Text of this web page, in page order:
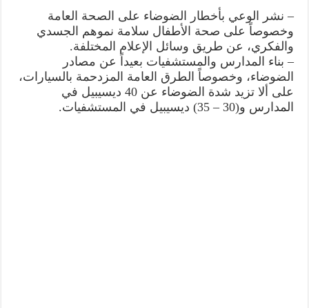
– نشر الوعي بأخطار الضوضاء على الصحة العامة
وخصوصاً على صحة الأطفال سلامة نموهم الجسدي
والفكري، عن طريق وسائل الإعلام المختلفة.
– بناء المدارس والمستشفيات بعيداً عن مصادر
الضوضاء، وخصوصاً الطرق العامة المزدحمة بالسيارات،
على ألا تزيد شدة الضوضاء عن 40 ديسيبيل في
المدارس و(30 – 35) ديسيبيل في المستشفيات.